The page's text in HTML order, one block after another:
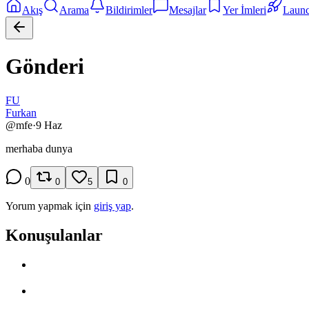
Akış Arama Bildirimler Mesajlar Yer İmleri
Gönderi
FU
Furkan
@mfe·9 Haz
merhaba dunya
0 0 5 0
Yorum yapmak için giriş yap.
Konuşulanlar